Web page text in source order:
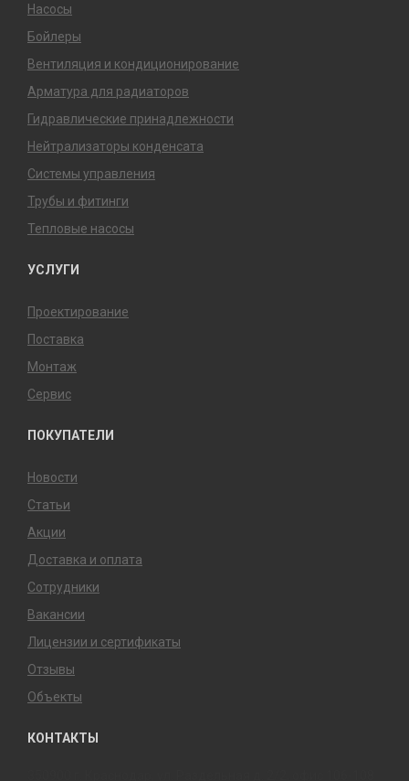
Насосы
Бойлеры
Вентиляция и кондиционирование
Арматура для радиаторов
Гидравлические принадлежности
Нейтрализаторы конденсата
Системы управления
Трубы и фитинги
Тепловые насосы
УСЛУГИ
Проектирование
Поставка
Монтаж
Сервис
ПОКУПАТЕЛИ
Новости
Статьи
Акции
Доставка и оплата
Сотрудники
Вакансии
Лицензии и сертификаты
Отзывы
Объекты
КОНТАКТЫ